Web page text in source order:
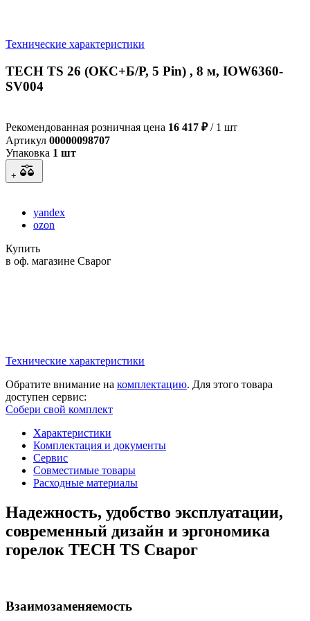
Технические характеристики
TECH TS 26 (ОКС+Б/Р, 5 Pin) , 8 м, IOW6360-
SV004
Рекомендованная розничная цена 16 417 ₽/ 1 шт
Артикул 00000098707
Упаковка 1 шт
+
yandex
ozon
Купить
в оф. магазине Сварог
Технические характеристики
Обратите внимание на комплектацию. Для этого товара
доступен сервис:
Собери свой комплект
Характеристики
Комплектация и документы
Сервис
Совместимые товары
Расходные материалы
Надежность, удобство эксплуатации,
современный дизайн и эргономика
горелок TECH TS Сварог
Взаимозаменяемость